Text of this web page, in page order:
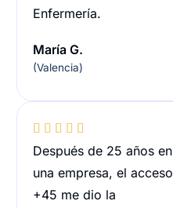
Enfermería.
María G.
(Valencia)
    
Después de 25 años en
una empresa, el acceso
+45 me dio la